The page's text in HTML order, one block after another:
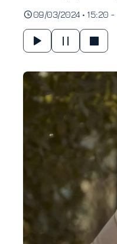
09/03/2024 • 15:20 -